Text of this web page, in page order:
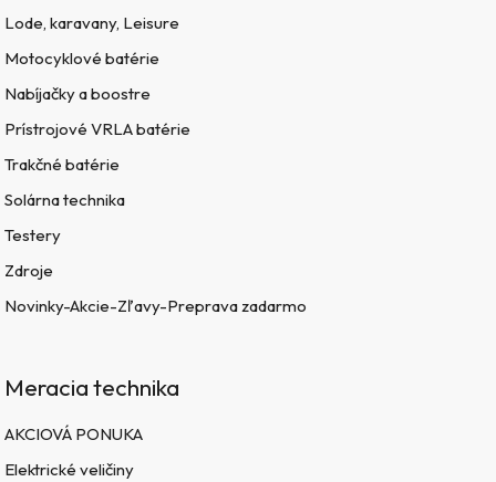
Lode, karavany, Leisure
Motocyklové batérie
Nabíjačky a boostre
Prístrojové VRLA batérie
Trakčné batérie
Solárna technika
Testery
Zdroje
Novinky-Akcie-Zľavy-Preprava zadarmo
Meracia technika
AKCIOVÁ PONUKA
Elektrické veličiny